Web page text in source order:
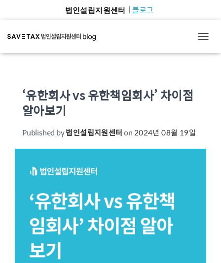
법인설립지원센터 블로그
‘유한회사 vs 유한책임회사’ 차이점
알아보기
Published by법인설립지원센터on2024년 08월 19일